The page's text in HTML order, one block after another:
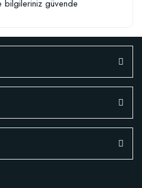
bilgileriniz güvende